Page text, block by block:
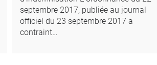
septembre 2017, publiée au journal
officiel du 23 septembre 2017 a
contraint…